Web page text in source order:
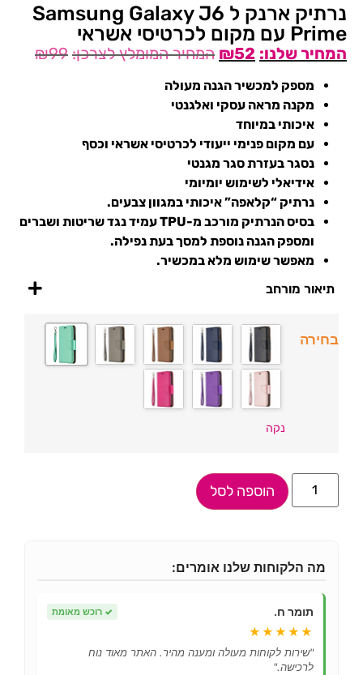
נרתיק ארנק ל Samsung Galaxy J6
Prime עם מקום לכרטיסי אשראי
₪99 ₪52
מספק למכשיר הגנה מעולה
מקנה מראה עסקי ואלגנטי
איכותי במיוחד
עם מקום פנימי ייעודי לכרטיסי אשראי וכסף
נסגר בעזרת סגר מגנטי
אידיאלי לשימוש יומיומי
נרתיק “קלאפה” איכותי במגוון צבעים.
בסיס הנרתיק מורכב מ-TPU עמיד נגד שריטות ושברים
ומספק הגנה נוספת למסך בעת נפילה.
מאפשר שימוש מלא במכשיר.
תיאור מורחב
בחירה
נקה
הוספה לסל
מה הלקוחות שלנו אומרים:
תומר ח. ✓ רוכש מאומת
★★★★★
"שירות לקוחות מעולה ומענה מהיר. האתר מאוד נוח
לרכישה."